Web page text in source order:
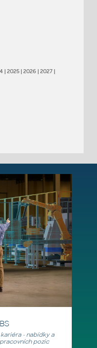
| 2025| 2026| 2027|
kariéra - nabídky a
pozic